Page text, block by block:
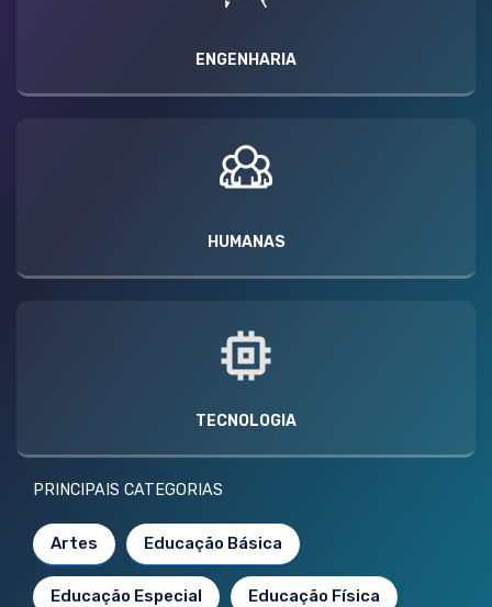
ENGENHARIA
HUMANAS
TECNOLOGIA
PRINCIPAIS CATEGORIAS
Artes Educação Básica
Educação Especial Educação Física